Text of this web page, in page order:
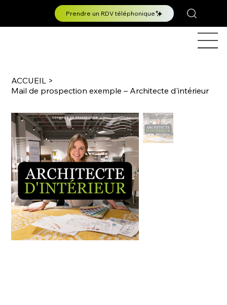
Prendre un RDV téléphonique
ACCUEIL >
Mail de prospection exemple – Architecte d'intérieur